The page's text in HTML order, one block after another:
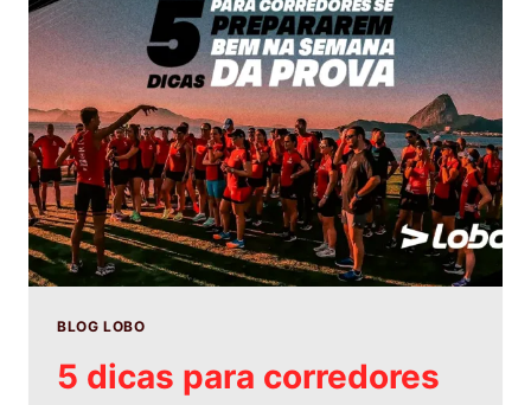
BLOG LOBO
5 dicas para corredores